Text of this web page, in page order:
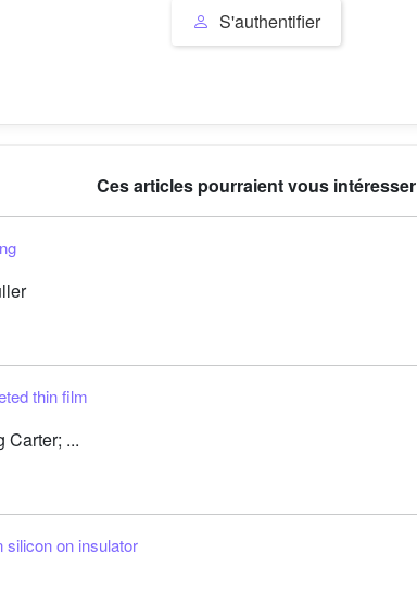
S'authentifier
Ces articles pourraient vous intéresser
thin film
Carter; ...
silicon on insulator